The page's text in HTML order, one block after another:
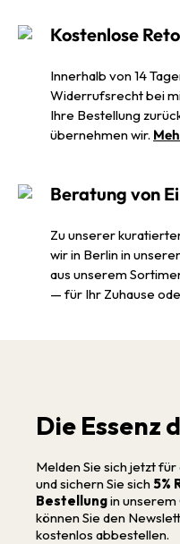
Kostenlose
Innerhalb von 14
Widerrufsrecht bei
Ihre Bestellung
übernehmen wir.
Beratung von
Zu unserer
wir in Berlin in
aus unserem
— für Ihr Zuhause
Die Essenz
Melden Sie sich jetzt
und sichern Sie sich 5%
Bestellungin unserem
können Sie den
kostenlos abbestellen.